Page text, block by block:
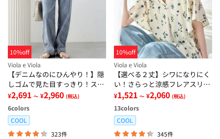
10%off
Viola e Viola
【デニムなのにひんやり！】隠
しゴムで見た目すっきり！スト
レッチ楽ちんデニム
¥2,691 ～ ¥2,960 (税込)
6colors
COOL
323件
10%off
Viola e Viola
【選べる２丈】シワになりにく
い！さらっと涼感フレアスリー
ブブラウス
¥1,521 ～ ¥2,060 (税込)
13colors
COOL
345件